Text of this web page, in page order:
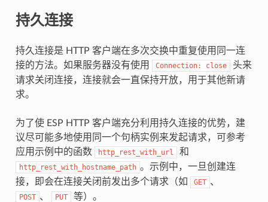
持久连接
持久连接是 HTTP 客户端在多次交换中重复使用同一连
接的方法。如果服务器没有使用
Connection: close
头来
请求关闭连接，连接就会一直保持开放，用于其他新请
求。
为了使 ESP HTTP 客户端充分利用持久连接的优势，建
议尽可能多地使用同一个句柄实例来发起请求，可参考
应用示例中的函数
http_rest_with_url 和
http_rest_with_hostname_path 。示例中，一旦创建连
接，即会在连接关闭前发出多个请求（如
GET 、
POST 、 PUT 等）。